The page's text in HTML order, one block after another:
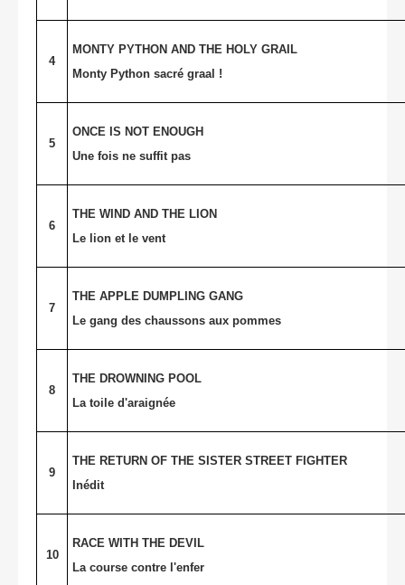
4
MONTY PYTHON AND THE HOLY GRAIL
Monty Python sacré graal !
5
ONCE IS NOT ENOUGH
Une fois ne suffit pas
6
THE WIND AND THE LION
Le lion et le vent
7
THE APPLE DUMPLING GANG
Le gang des chaussons aux pommes
8
THE DROWNING POOL
La toile d'araignée
9
THE RETURN OF THE SISTER STREET FIGHTER
Inédit
10
RACE WITH THE DEVIL
La course contre l'enfer